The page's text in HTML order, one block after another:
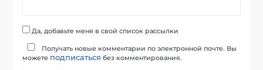
Да, добавьте меня в свой список рассылки
Получать новые комментарии по электронной почте. Вы
можете подписаться без комментирования.